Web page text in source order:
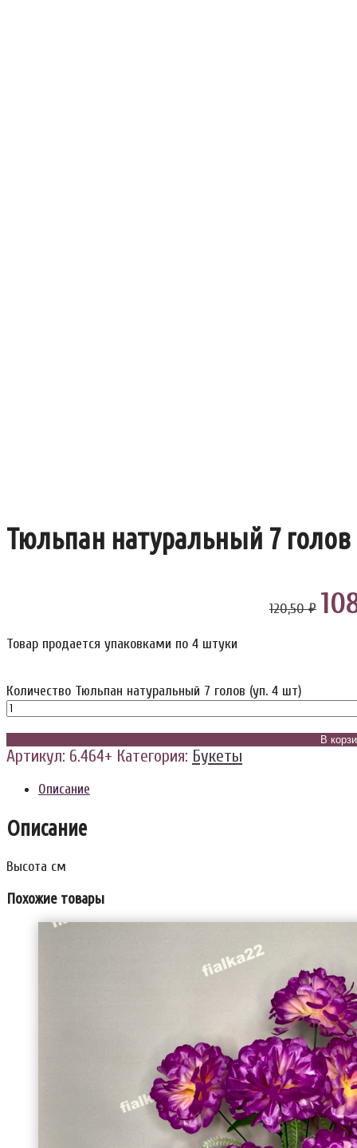
Тюльпан натуральный 7
120,50 ₽
Товар продается упаковками по 4 штуки
Количество Тюльпан натуральный 7 голов (уп. 4 шт)
В
Артикул: 6.464+ Категория: Букеты
Описание
Описание
Высота см
Похожие товары